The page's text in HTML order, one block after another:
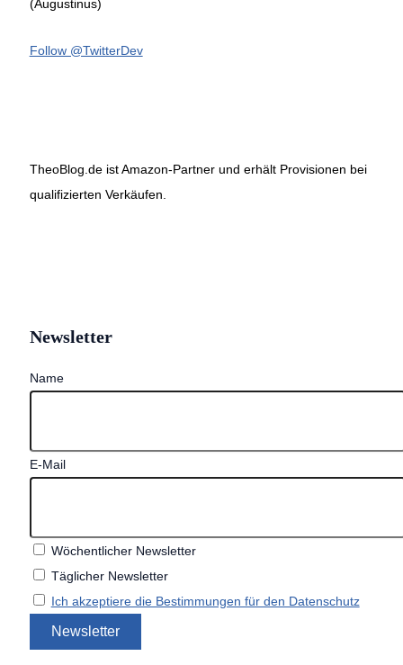
(Augustinus)
Follow @TwitterDev
TheoBlog.de ist Amazon-Partner und erhält Provisionen bei
qualifizierten Verkäufen.
Newsletter
Name
E-Mail
Wöchentlicher Newsletter
Täglicher Newsletter
Ich akzeptiere die Bestimmungen für den Datenschutz